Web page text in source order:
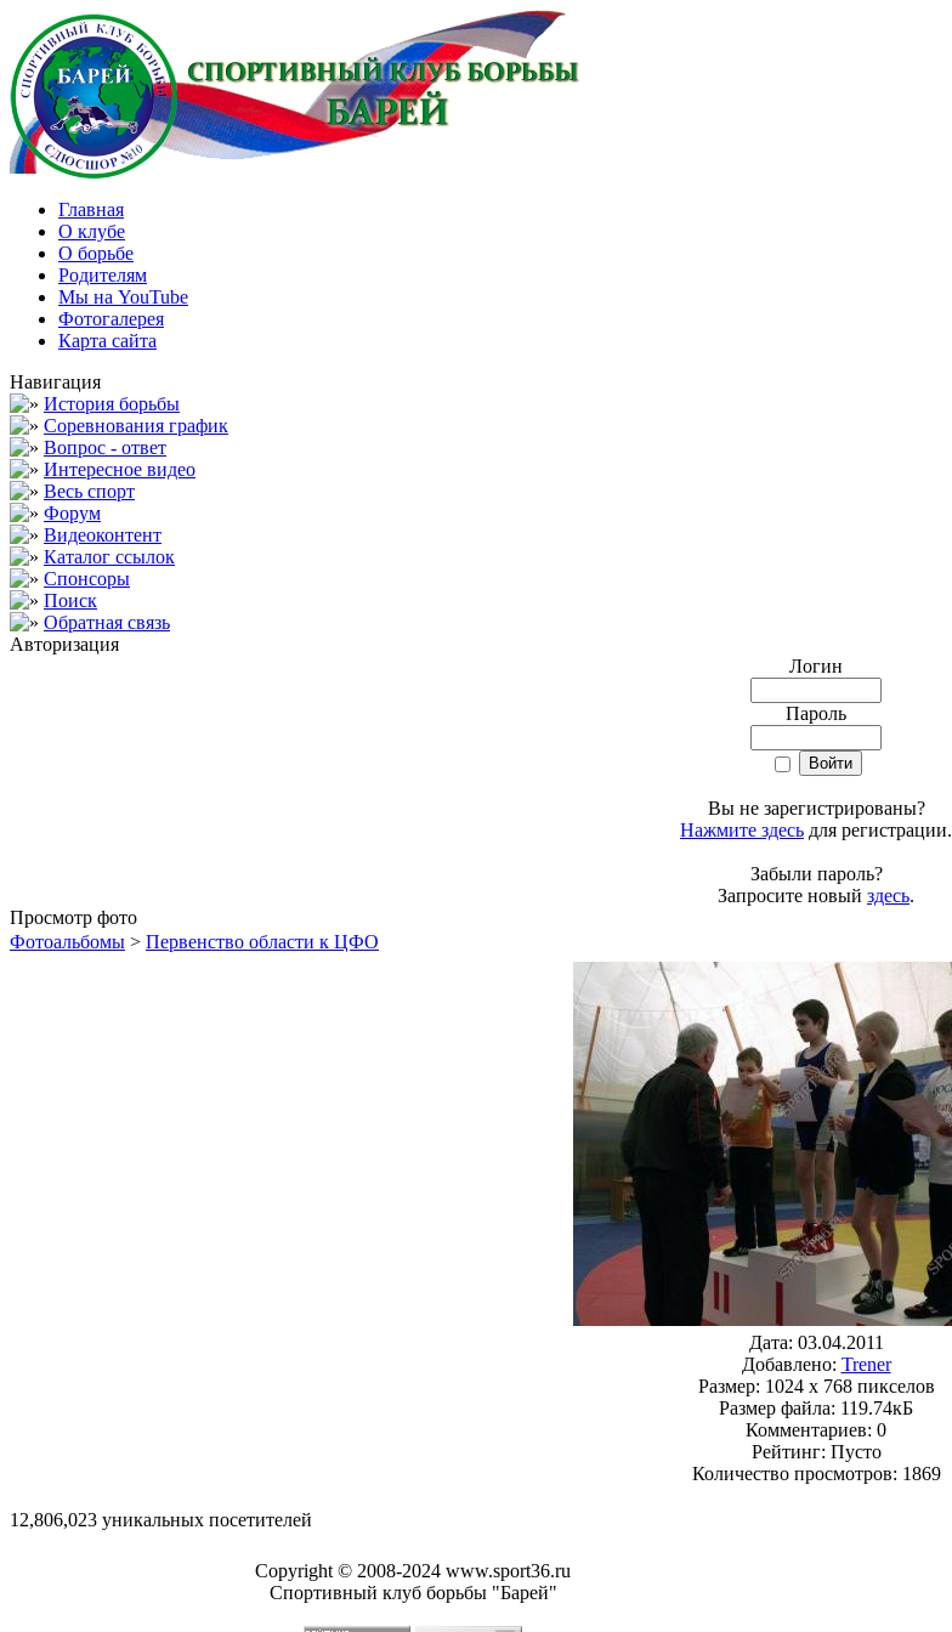
Главная
О клубе
О борьбе
Родителям
Мы на YouTube
Фотогалерея
Карта сайта
Навигация
История борьбы
Соревнования график
Вопрос - ответ
Интересное видео
Весь спорт
Форум
Видеоконтент
Каталог ссылок
Спонсоры
Поиск
Обратная связь
Авторизация
Логин
Пароль
Вы не зарегистрированы?
Нажмите здесь для регистрации.
Забыли пароль?
Запросите новый здесь.
Просмотр фото
Фотоальбомы > Первенство области к ЦФО
Дата: 03.04.2011
Добавлено: Trener
Размер: 1024 x 768 пикселов
Размер файла: 119.74кБ
Комментариев: 0
Рейтинг: Пусто
Количество просмотров: 1869
12,806,023 уникальных посетителей
Copyright © 2008-2024 www.sport36.ru
Спортивный клуб борьбы "Барей"